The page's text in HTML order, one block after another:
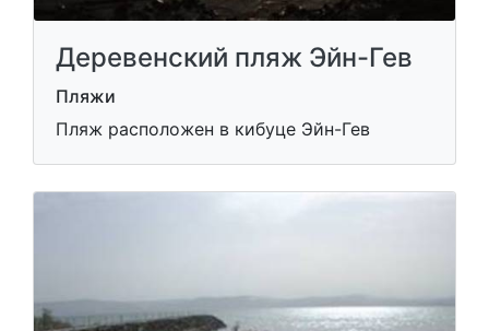
Деревенский пляж Эйн-Гев
Пляжи
Пляж расположен в кибуце Эйн-Гев